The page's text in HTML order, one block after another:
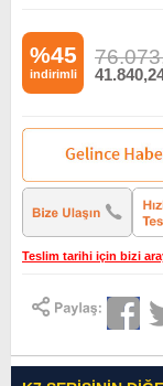
%45
indirimli
Teslim tarihi için bizi